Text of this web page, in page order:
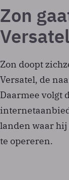
Zon
Versatel
Zon doopt
Versatel, de
Daarmee volgt
landen waar
te opereren.